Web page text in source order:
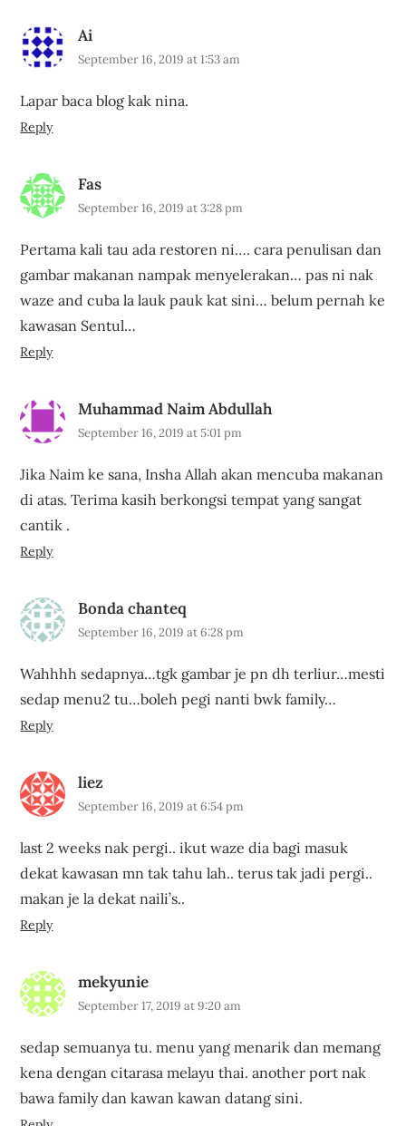
Ai
September 16, 2019 at 1:53 am
Lapar baca blog kak nina.
Reply
Fas
September 16, 2019 at 3:28 pm
Pertama kali tau ada restoren ni…. cara penulisan dan
gambar makanan nampak menyelerakan… pas ni nak
waze and cuba la lauk pauk kat sini… belum pernah ke
kawasan Sentul…
Reply
Muhammad Naim Abdullah
September 16, 2019 at 5:01 pm
Jika Naim ke sana, Insha Allah akan mencuba makanan
di atas. Terima kasih berkongsi tempat yang sangat
cantik .
Reply
Bonda chanteq
September 16, 2019 at 6:28 pm
Wahhhh sedapnya…tgk gambar je pn dh terliur…mesti
sedap menu2 tu…boleh pegi nanti bwk family…
Reply
liez
September 16, 2019 at 6:54 pm
last 2 weeks nak pergi.. ikut waze dia bagi masuk
dekat kawasan mn tak tahu lah.. terus tak jadi pergi..
makan je la dekat naili’s..
Reply
mekyunie
September 17, 2019 at 9:20 am
sedap semuanya tu. menu yang menarik dan memang
kena dengan citarasa melayu thai. another port nak
bawa family dan kawan kawan datang sini.